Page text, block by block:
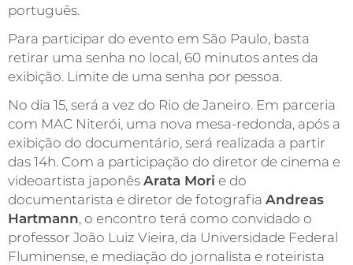
português.
Para participar do evento em São Paulo, basta
retirar uma senha no local, 60 minutos antes da
exibição. Limite de uma senha por pessoa.
No dia 15, será a vez do Rio de Janeiro. Em parceria
com MAC Niterói, uma nova mesa-redonda, após a
exibição do documentário, será realizada a partir
das 14h. Com a participação do diretor de cinema e
videoartista japonês Arata Mori e do
documentarista e diretor de fotografia Andreas
Hartmann, o encontro terá como convidado o
professor João Luiz Vieira, da Universidade Federal
Fluminense, e mediação do jornalista e roteirista